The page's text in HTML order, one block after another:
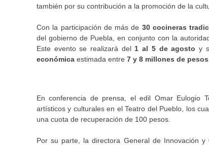
también por su contribución a la promoción de la
Con la participación de más de 30 cocineras
del gobierno de Puebla, en conjunto con la
Este evento se realizará del1 al 5 de agosto y
económica estimada entre 7 y 8 millones de
En conferencia de prensa, el edil Omar Eulogio
artísticos y culturales en el Teatro del Pueblo, los
una cuota de recuperación de 100 pesos.
Por su parte, la directora General de Innovación